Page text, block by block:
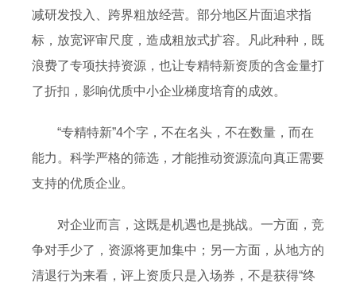
减研发投入、跨界粗放经营。部分地区片面追求指
标，放宽评审尺度，造成粗放式扩容。凡此种种，既
浪费了专项扶持资源，也让专精特新资质的含金量打
了折扣，影响优质中小企业梯度培育的成效。
“专精特新”4个字，不在名头，不在数量，而在
能力。科学严格的筛选，才能推动资源流向真正需要
支持的优质企业。
对企业而言，这既是机遇也是挑战。一方面，竞
争对手少了，资源将更加集中；另一方面，从地方的
清退行为来看，评上资质只是入场券，不是获得“终